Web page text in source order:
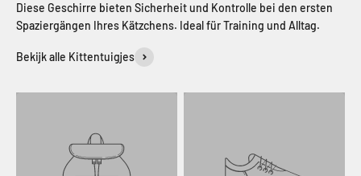
Diese Geschirre bieten Sicherheit und Kontrolle bei den ersten
Spaziergängen Ihres Kätzchens. Ideal für Training und Alltag.
Bekijk alle Kittentuigjes